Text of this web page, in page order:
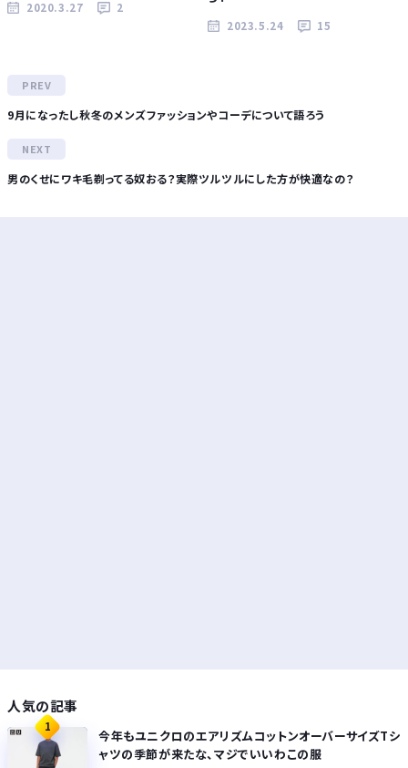
2020.3.27 2
2023.5.24 15
9月になったし秋冬のメンズファッションやコーデについて語ろう
男のくせにワキ毛剃ってる奴おる？実際ツルツルにした方が快適なの？
人気の記事
1
今年もユニクロのエアリズムコットンオーバーサイズTシ
ャツの季節が来たな、マジでいいわこの服